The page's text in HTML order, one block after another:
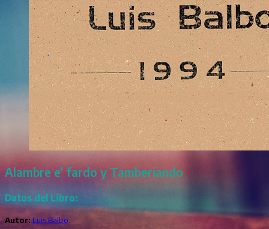
Alambre e’ fardo y Tamberiando
Datos del Libro:
Autor: Luis Balbo